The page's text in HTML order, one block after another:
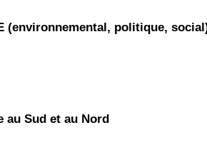
(environnemental, politique,
au Sud et au Nord